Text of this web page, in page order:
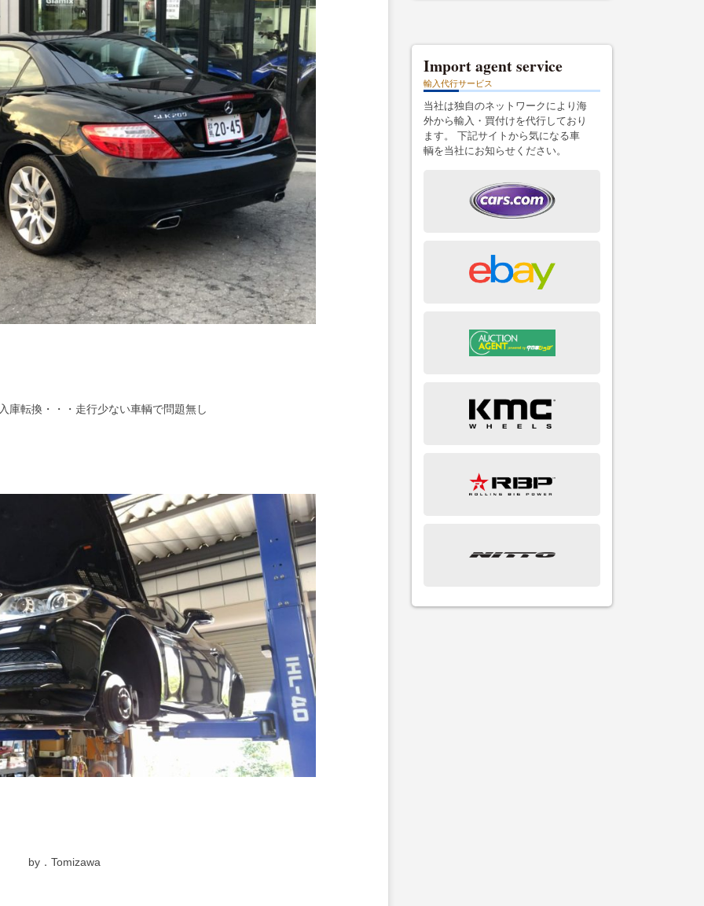
庫転換・・・走行少ない車輌で問題無し
by．Tomizawa
Import agent service
輸入代行サービス
当社は独自のネットワークにより海
外から輸入・買付けを代行しており
ます。 下記サイトから気になる車
輌を当社にお知らせください。